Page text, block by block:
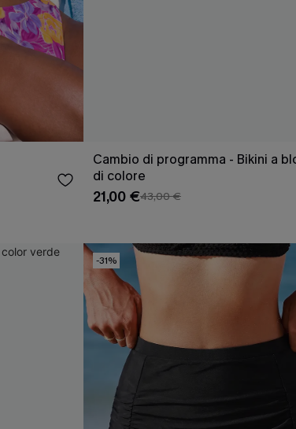
Cambio di programma - Bikini a
di colore
21,00 €43,00 €
-31%